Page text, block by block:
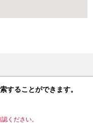
することができます。
ください。